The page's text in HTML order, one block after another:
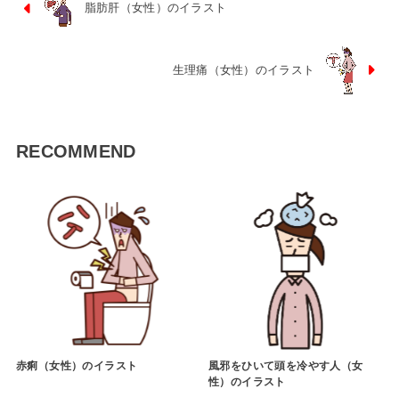
脂肪肝（女性）のイラスト
生理痛（女性）のイラスト
RECOMMEND
赤痢（女性）のイラスト
風邪をひいて頭を冷やす人（女
性）のイラスト